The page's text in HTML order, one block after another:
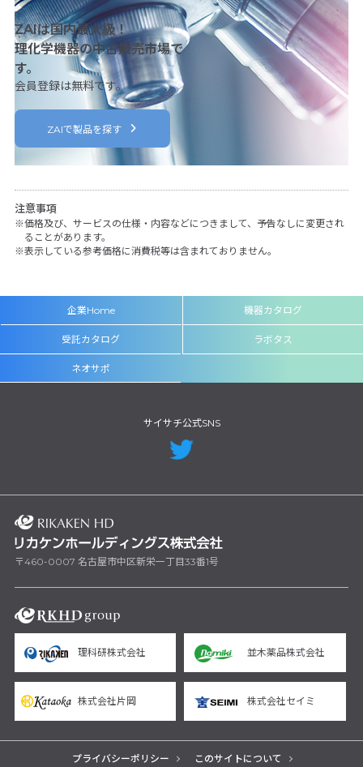
ZAIは国内最大級！
理化学機器の中古販売市場で
す。
会員登録は無料です。
ZAIで製品を探す
注意事項
価格及び、サービスの仕様・内容などにつきまして、予告なしに変更され
ることがあります。
表示している参考価格に消費税等は含まれておりません。
企業Home 機器カタログ
受託カタログ ラボタス
ネオサポ
サイサチ公式SNS
〒460-0007 名古屋市中区新栄一丁目33番1号
理科研株式会社 並木薬品株式会社
株式会社片岡 株式会社セイミ
プライバシーポリシー
このサイトについて